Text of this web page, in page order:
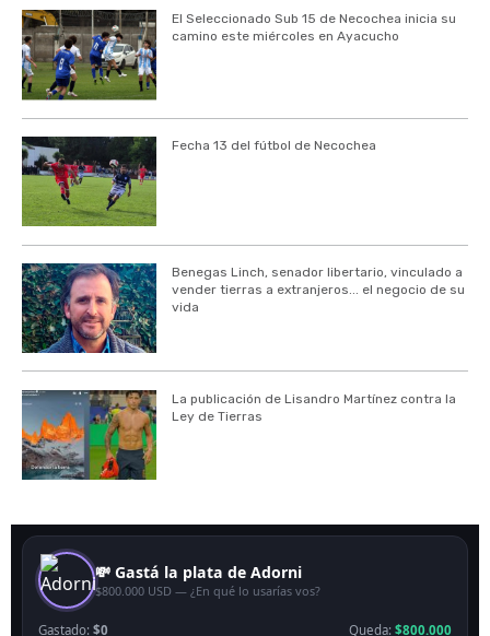
El Seleccionado Sub 15 de Necochea inicia su
camino este miércoles en Ayacucho
Fecha 13 del fútbol de Necochea
Benegas Linch, senador libertario, vinculado a
vender tierras a extranjeros... el negocio de su
vida
La publicación de Lisandro Martínez contra la
Ley de Tierras